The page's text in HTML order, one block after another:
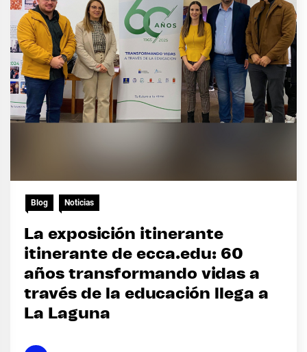
Blog Noticias
La exposición itinerante
itinerante de ecca.edu: 60
años transformando vidas a
través de la educación llega a
La Laguna